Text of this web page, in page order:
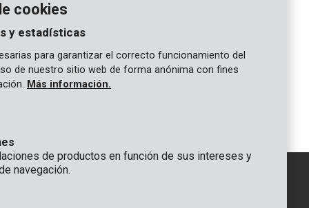
cookies
y estadísticas
para garantizar el correcto funcionamiento del
de nuestro sitio web de forma anónima con fines
Más información.
de productos en función de sus intereses y
navegación.